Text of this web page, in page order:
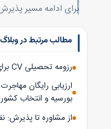
برای ادامه مسیر
مطالب مرتبط در وبلاگ
رزومه تحصیلی CV برای اپلای: نمونه ساختار ۲۰۲۶
ارزیابی رایگان
بورسیه و انتخاب کشور
از مشاوره تا